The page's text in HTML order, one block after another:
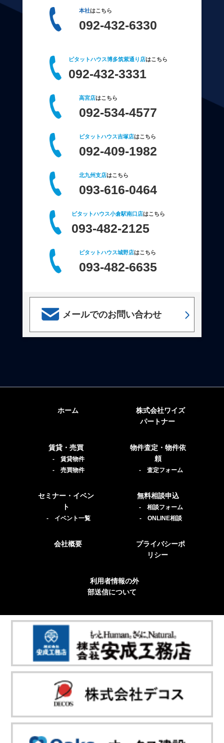
本社はこちら
092-432-6330
ピタットハウス博多筑紫通り店はこちら
092-432-3331
高宮店はこちら
092-534-4577
ピタットハウス吉塚店はこちら
092-409-1982
北九州支店はこちら
093-616-0464
ピタットハウス小倉駅南口店はこちら
093-482-2125
ピタットハウス城野店はこちら
093-482-6635
メールでのお問い合わせ
ホーム
株式会社ワイズ
パートナー
賃貸・売買
- 賃貸物件
- 売買物件
物件査定・物件依
頼
- 査定フォーム
セミナー・イベン
ト
- イベント一覧
無料相談申込
- 相談フォーム
- ONLINE相談
会社概要
プライバシーポ
リシー
利用者情報の外
部送信について